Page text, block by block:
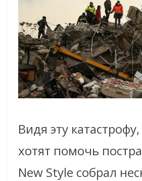
Видя эту
хотят помочь
New Style собрал